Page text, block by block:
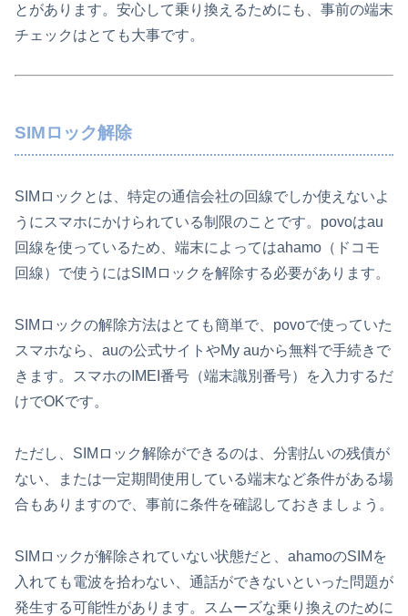
とがあります。安心して乗り換えるためにも、事前の端末
チェックはとても大事です。
SIMロック解除
SIMロックとは、特定の通信会社の回線でしか使えないよ
うにスマホにかけられている制限のことです。povoはau
回線を使っているため、端末によってはahamo（ドコモ
回線）で使うにはSIMロックを解除する必要があります。
SIMロックの解除方法はとても簡単で、povoで使っていた
スマホなら、auの公式サイトやMy auから無料で手続きで
きます。スマホのIMEI番号（端末識別番号）を入力するだ
けでOKです。
ただし、SIMロック解除ができるのは、分割払いの残債が
ない、または一定期間使用している端末など条件がある場
合もありますので、事前に条件を確認しておきましょう。
SIMロックが解除されていない状態だと、ahamoのSIMを
入れても電波を拾わない、通話ができないといった問題が
発生する可能性があります。スムーズな乗り換えのために